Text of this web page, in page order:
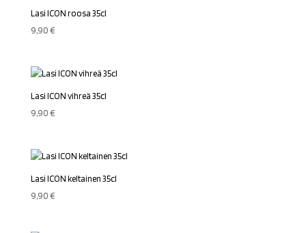
Lasi ICON roosa 35cl
9,90€
Lasi ICON vihreä 35cl
9,90€
Lasi ICON keltainen 35cl
9,90€